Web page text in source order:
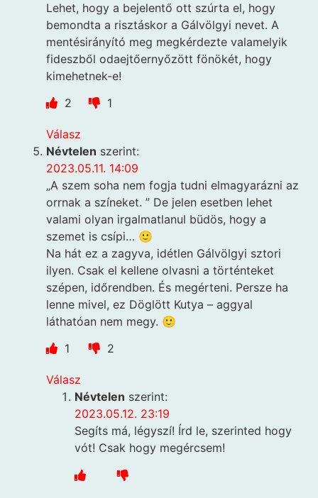
Lehet, hogy a bejelentő ott szúrta el, hogy
bemondta a risztáskor a Gálvölgyi nevet. A
mentésirányító meg megkérdezte valamelyik
fideszből odaejtőernyőzött fönökét, hogy
kimehetnek-e!
2
1
Válasz
Névtelen szerint:
2023.05.11. 14:09
„A szem soha nem fogja tudni elmagyarázni az
orrnak a színeket. ” De jelen esetben lehet
valami olyan irgalmatlanul büdös, hogy a
szemet is csípi… 🙂
Na hát ez a zagyva, idétlen Gálvölgyi sztori
ilyen. Csak el kellene olvasni a történteket
szépen, időrendben. És megérteni. Persze ha
lenne mivel, ez Döglött Kutya – aggyal
láthatóan nem megy. 🙂
1
2
Válasz
Névtelen szerint:
2023.05.12. 23:19
Segíts má, légyszí! Írd le, szerinted hogy
vót! Csak hogy megércsem!